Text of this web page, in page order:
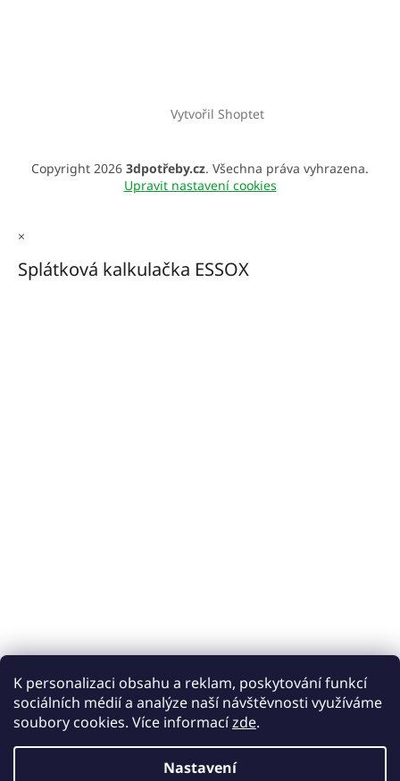
K personalizaci obsahu a reklam, poskytování funkcí
sociálních médií a analýze naší návštěvnosti využíváme
soubory cookies. Více informacízde.
Nastavení
Vytvořil Shoptet
Copyright 2026 3dpotřeby.cz. Všechna práva vyhrazena.
Upravit nastavení cookies
×
Splátková kalkulačka ESSOX